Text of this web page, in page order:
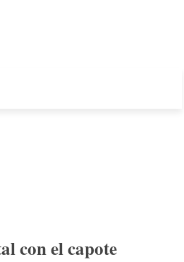
con el capote